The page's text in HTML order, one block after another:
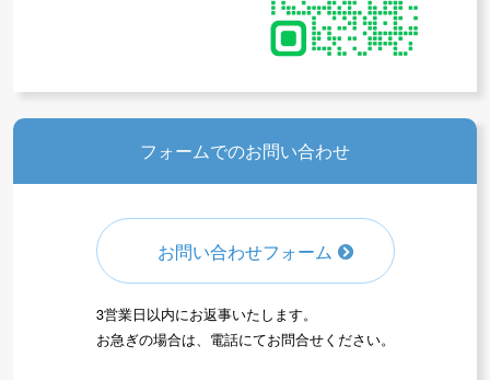
フォームでのお問い合わせ
お問い合わせフォーム
3営業日以内にお返事いたします。
お急ぎの場合は、電話にてお問合せください。